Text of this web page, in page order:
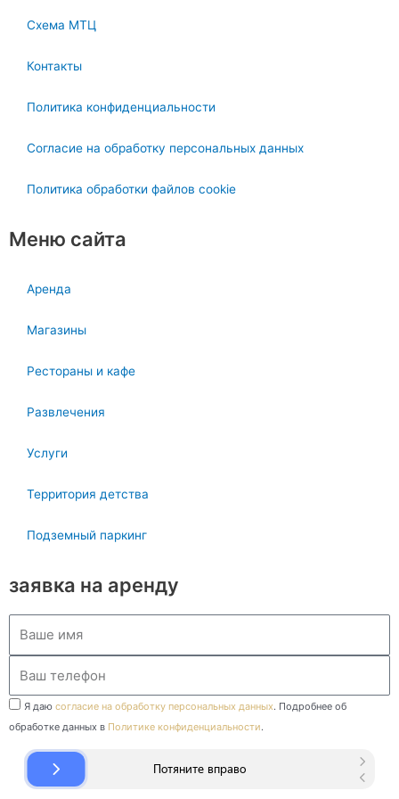
Схема МТЦ
Контакты
Политика конфиденциальности
Согласие на обработку персональных данных
Политика обработки файлов cookie
Меню сайта
Аренда
Магазины
Рестораны и кафе
Развлечения
Услуги
Территория детства
Подземный паркинг
заявка на аренду
имя
телефон
Ваш
телефон
Я даю согласие на обработку персональных данных. Подробнее об
обработке данных в Политике конфиденциальности.